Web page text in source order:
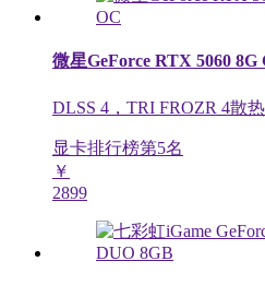
微星GeForce RTX 5060
DLSS 4，TRI FROZR 4散
显卡排行榜第5名
￥
2899